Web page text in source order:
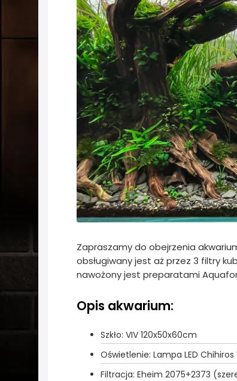
Zapraszamy do obejrzenia
obsługiwany jest aż przez 3 filtry
nawożony jest preparatami
Opis akwarium:
Szkło: VIV 120x50x60cm
Oświetlenie: Lampa LED Chihiros
Filtracja: Eheim 2075+2373